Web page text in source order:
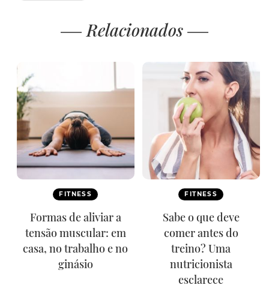
Relacionados
FITNESS
Formas de aliviar a
tensão muscular: em
casa, no trabalho e no
ginásio
FITNESS
Sabe o que deve
comer antes do
treino? Uma
nutricionista
esclarece